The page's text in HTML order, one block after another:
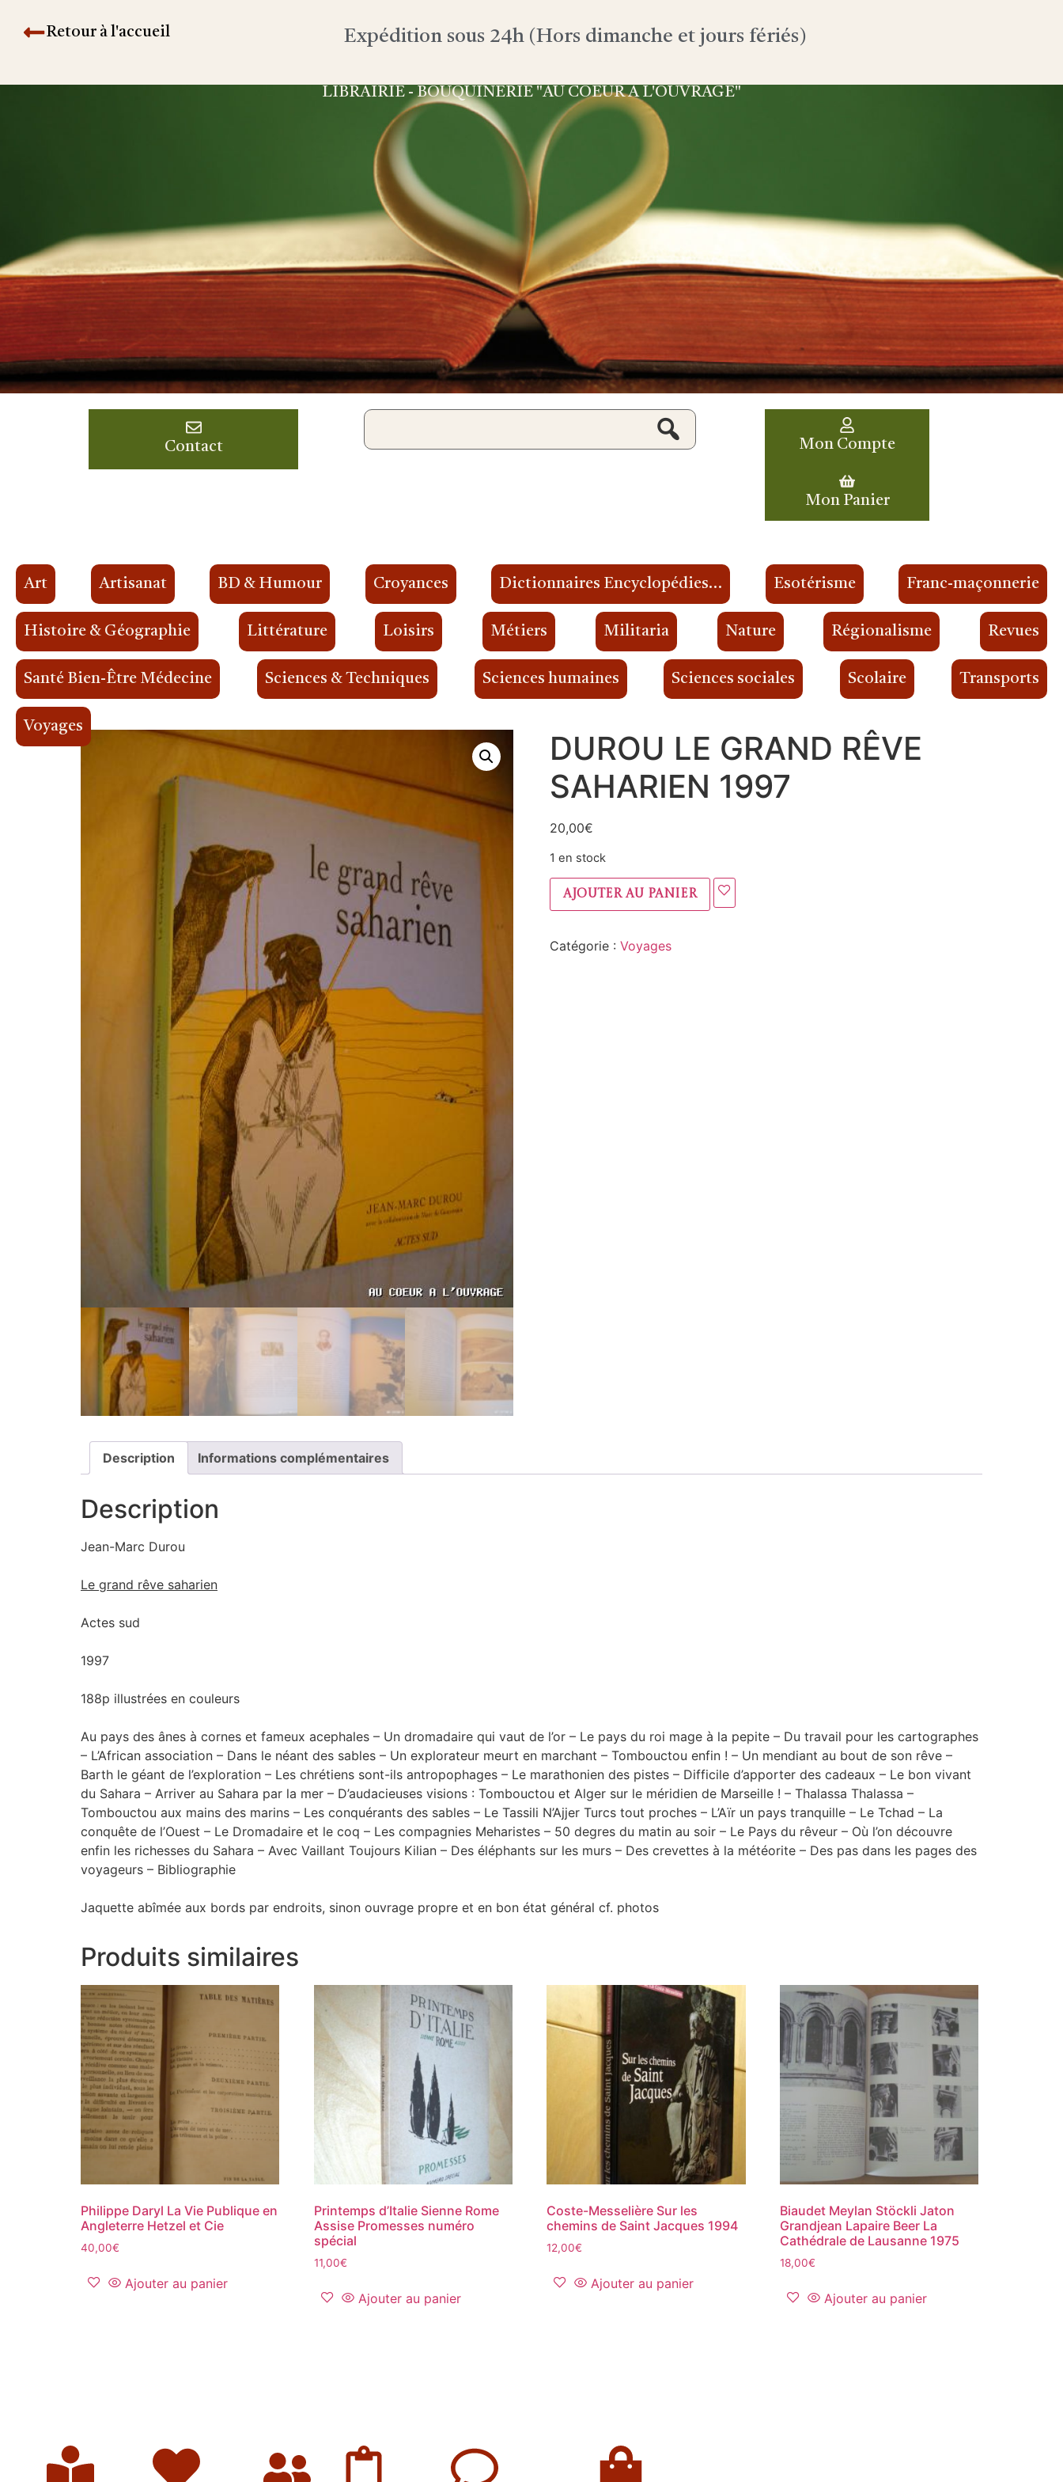
Retour à l'accueil Expédition sous 24h (Hors dimanche et jours fériés)
LIBRAIRIE - BOUQUINERIE "AU COEUR À L'OUVRAGE"
Contact Mon Compte
Mon Panier
Art Artisanat BD & Humour Croyances Dictionnaires Encyclopédies… Esotérisme Franc-maçonnerie
Histoire & Géographie Littérature Loisirs Métiers Militaria Nature Régionalisme Revues
Santé Bien-Être Médecine Sciences & Techniques Sciences humaines Sciences sociales Scolaire Transports
Voyages
DUROU LE GRAND RÊVE
SAHARIEN 1997
20,00€
1 en stock
Ajouter au panier
Catégorie : Voyages
Description Informations complémentaires
Description
Jean-Marc Durou
Le grand rêve saharien
Actes sud
1997
188p illustrées en couleurs
Au pays des ânes à cornes et fameux acephales – Un dromadaire qui vaut de l’or – Le pays du roi mage à la pepite – Du travail pour les cartographes
– L’African association – Dans le néant des sables – Un explorateur meurt en marchant – Tombouctou enfin ! – Un mendiant au bout de son rêve –
Barth le géant de l’exploration – Les chrétiens sont-ils antropophages – Le marathonien des pistes – Difficile d’apporter des cadeaux – Le bon vivant
du Sahara – Arriver au Sahara par la mer – D’audacieuses visions : Tombouctou et Alger sur le méridien de Marseille ! – Thalassa Thalassa –
Tombouctou aux mains des marins – Les conquérants des sables – Le Tassili N’Ajjer Turcs tout proches – L’Aïr un pays tranquille – Le Tchad – La
conquête de l’Ouest – Le Dromadaire et le coq – Les compagnies Meharistes – 50 degres du matin au soir – Le Pays du rêveur – Où l’on découvre
enfin les richesses du Sahara – Avec Vaillant Toujours Kilian – Des éléphants sur les murs – Des crevettes à la météorite – Des pas dans les pages des
voyageurs – Bibliographie
Jaquette abîmée aux bords par endroits, sinon ouvrage propre et en bon état général cf. photos
Produits similaires
Philippe Daryl La Vie Publique en
Angleterre Hetzel et Cie
40,00€
Ajouter au panier
‎Printemps d’Italie Sienne Rome
Assise Promesses numéro
spécial
11,00€
Ajouter au panier
Coste-Messelière Sur les
chemins de Saint Jacques 1994
12,00€
Ajouter au panier
Biaudet Meylan Stöckli Jaton
Grandjean Lapaire Beer La
Cathédrale de Lausanne 1975
18,00€
Ajouter au panier